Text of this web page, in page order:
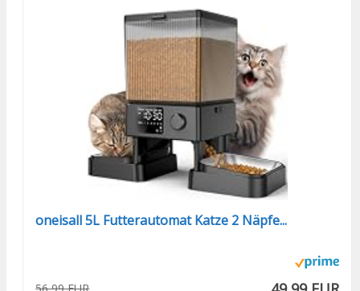
oneisall 5L Futterautomat Katze 2 Näpfe...